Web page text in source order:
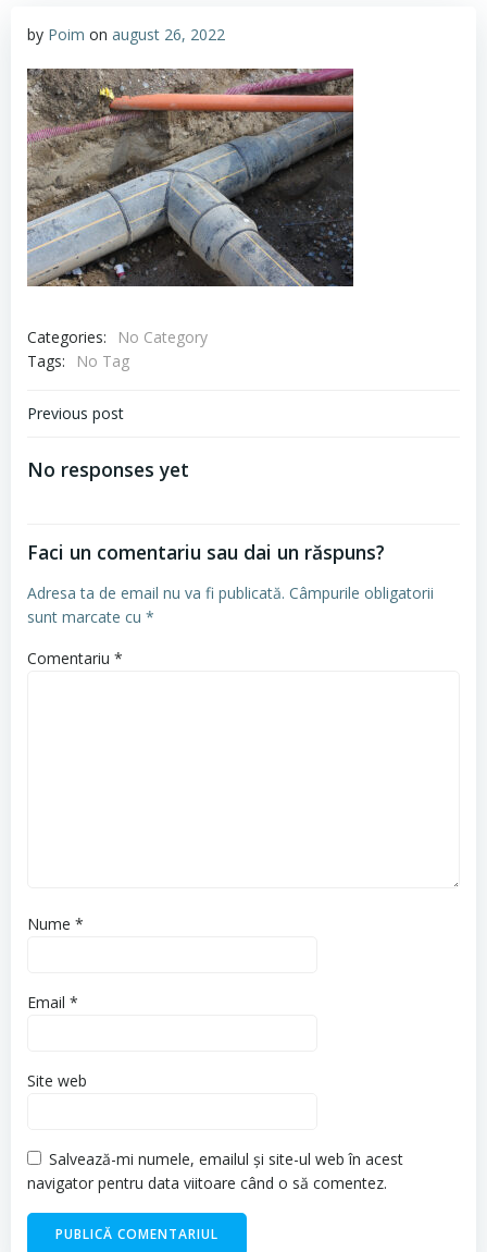
by Poim on august 26, 2022
Categories:
No Category
Tags:
No Tag
Navigare
articole
Previous post
No responses yet
Faci un comentariu sau dai un răspuns?
Adresa ta de email nu va fi publicată. Câmpurile obligatorii
sunt marcate cu *
Comentariu *
Nume *
Email *
Site web
Salvează-mi numele, emailul și site-ul web în acest
navigator pentru data viitoare când o să comentez.